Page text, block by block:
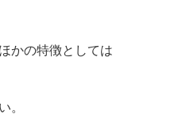
かの特徴としては
。